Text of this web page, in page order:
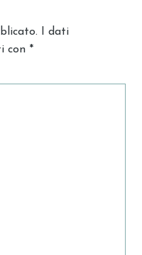
I dati
con *